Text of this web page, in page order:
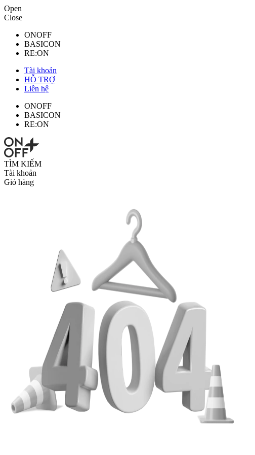
Open
Close
ONOFF
BASICON
RE:ON
Tài khoản
HỖ TRỢ
Liên hệ
ONOFF
BASICON
RE:ON
TÌM KIẾM
Tài khoản
Giỏ hàng